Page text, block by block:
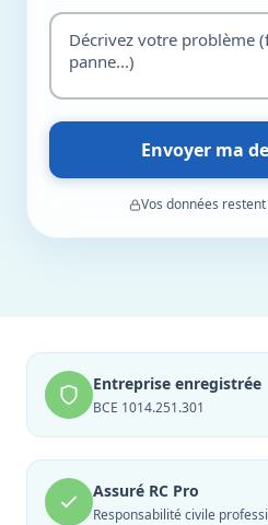
Envoyer ma
Vos données
Entreprise enregistrée
BCE 1014.251.301
Assuré RC Pro
Responsabilité civile